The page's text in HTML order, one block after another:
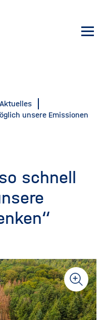
Aktuelles
unsere Emissionen
schnell